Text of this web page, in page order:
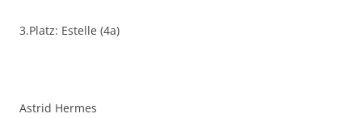
3.Platz: Estelle (4a)
Astrid Hermes